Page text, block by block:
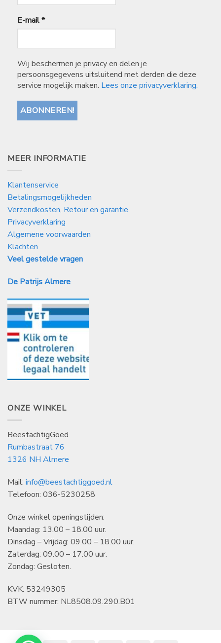
E-mail*
Wij beschermen je privacy en delen je
persoonsgegevens uitsluitend met derden die deze
service mogelijk maken. Lees onze privacyverklaring.
MEER INFORMATIE
Klantenservice
Betalingsmogelijkheden
Verzendkosten, Retour en garantie
Privacyverklaring
Algemene voorwaarden
Klachten
Veel gestelde vragen
De Patrijs Almere
ONZE WINKEL
BeestachtigGoed
Rumbastraat 76
1326 NH Almere
Mail: info@beestachtiggoed.nl
Telefoon: 036-5230258
Onze winkel openingstijden:
Maandag: 13.00 – 18.00 uur.
Dinsdag – Vrijdag: 09.00 – 18.00 uur.
Zaterdag: 09.00 – 17.00 uur.
Zondag: Gesloten.
KVK: 53249305
BTW nummer: NL8508.09.290.B01